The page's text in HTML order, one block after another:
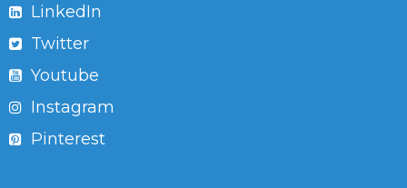
LinkedIn
Twitter
Youtube
Instagram
Pinterest